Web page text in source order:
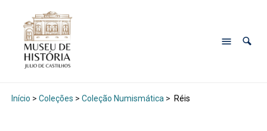
Início > Coleções > Coleção Numismática > Réis